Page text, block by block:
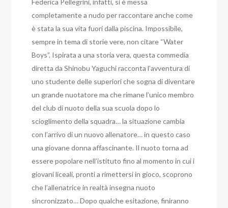
Federica Pellegrini, infatti, si è messa
completamente a nudo per raccontare anche come
è stata la sua vita fuori dalla piscina. Impossibile,
sempre in tema di storie vere, non citare “Water
Boys”. Ispirata a una storia vera, questa commedia
diretta da Shinobu Yaguchi racconta l’avventura di
uno studente delle superiori che sogna di diventare
un grande nuotatore ma che rimane l’unico membro
del club di nuoto della sua scuola dopo lo
scioglimento della squadra… la situazione cambia
con l’arrivo di un nuovo allenatore… in questo caso
una giovane donna affascinante. Il nuoto torna ad
essere popolare nell’istituto fino al momento in cui i
giovani liceali, pronti a rimettersi in gioco, scoprono
che l’allenatrice in realtà insegna nuoto
sincronizzato… Dopo qualche esitazione, finiranno